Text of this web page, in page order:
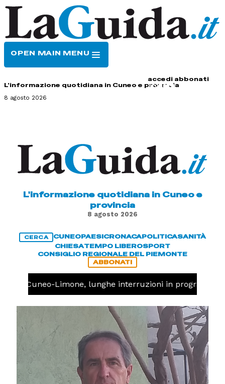
OPEN MAIN MENU
accedi abbonati
L'informazione quotidiana in Cuneo e provincia
8 agosto 2026
L'informazione quotidiana in Cuneo e
provincia
8 agosto 2026
CERCA CUNEOPAESICRONACAPOLITICASANITÀ
CHIESATEMPO LIBEROSPORT
CONSIGLIO REGIONALE DEL PIEMONTE
ABBONATI
Cuneo-Limone, lunghe interruzioni in programma